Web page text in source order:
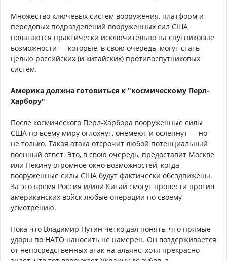
Множество ключевых систем вооружения, платформ и
передовых подразделений вооруженных сил США
полагаются практически исключительно на спутниковые
возможности — которые, в свою очередь, могут стать
целью российских (и китайских) противоспутниковых
систем.
Америка должна готовиться к "космическому Перл-
Харбору"
После космического Перл-Харбора вооруженные силы
США по всему миру оглохнут, онемеют и ослепнут — но
не только. Такая атака отсрочит любой потенциальный
военный ответ. Это, в свою очередь, предоставит Москве
или Пекину огромное окно возможностей, когда
вооруженные силы США будут фактически обездвижены.
За это время Россия и/или Китай смогут провести против
американских войск любые операции по своему
усмотрению.
Пока что Владимир Путин четко дал понять, что прямые
удары по НАТО наносить не намерен. Он воздерживается
от непосредственных атак на альянс, хотя прекрасно